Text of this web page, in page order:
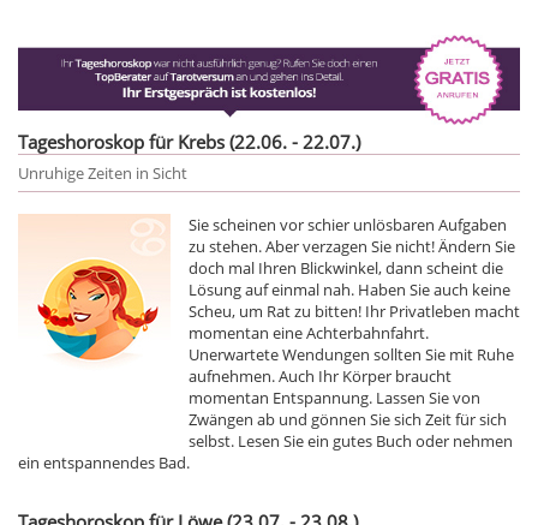
Tageshoroskop für Krebs (22.06. - 22.07.)
Unruhige Zeiten in Sicht
Sie scheinen vor schier unlösbaren Aufgaben
zu stehen. Aber verzagen Sie nicht! Ändern Sie
doch mal Ihren Blickwinkel, dann scheint die
Lösung auf einmal nah. Haben Sie auch keine
Scheu, um Rat zu bitten! Ihr Privatleben macht
momentan eine Achterbahnfahrt.
Unerwartete Wendungen sollten Sie mit Ruhe
aufnehmen. Auch Ihr Körper braucht
momentan Entspannung. Lassen Sie von
Zwängen ab und gönnen Sie sich Zeit für sich
selbst. Lesen Sie ein gutes Buch oder nehmen
ein entspannendes Bad.